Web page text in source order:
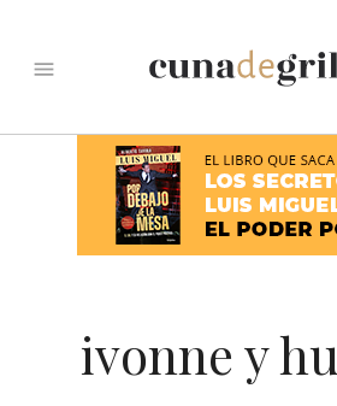
menu
ivonne y